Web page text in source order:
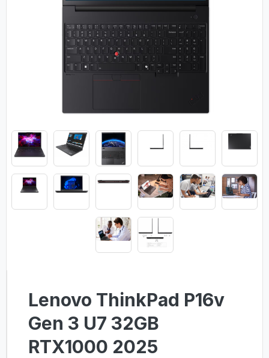
Lenovo ThinkPad P16v
Gen 3 U7 32GB
RTX1000 2025